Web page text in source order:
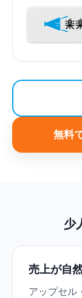
無料
少
売上が自
アップセル